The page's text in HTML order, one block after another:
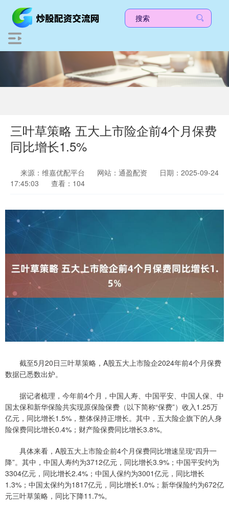
三叶草策略 五大上市险企前4个月保费
同比增长1.5%
来源：维嘉优配平台 网站：通盈配资
日期：2025-09-24
17:45:03
查看：104
截至5月20日三叶草策略，A股五大上市险企2024年前4个月保费
数据已悉数出炉。
据记者梳理，今年前4个月，中国人寿、中国平安、中国人保、中
国太保和新华保险共实现原保险保费（以下简称“保费”）收入1.25万
亿元，同比增长1.5%，整体保持正增长。其中，五大险企旗下的人身
险保费同比增长0.4%；财产险保费同比增长3.8%。
具体来看，A股五大上市险企前4个月保费同比增速呈现“四升一
降”。其中，中国人寿约为3712亿元，同比增长3.9%；中国平安约为
3304亿元，同比增长2.4%；中国人保约为3001亿元，同比增长
1.3%；中国太保约为1817亿元，同比增长1.0%；新华保险约为672亿
元三叶草策略，同比下降11.7%。